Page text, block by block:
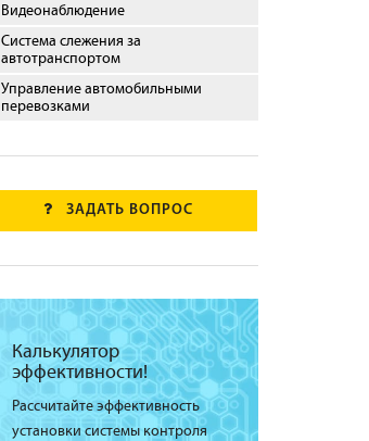
Видеонаблюдение
Система слежения за
автотранспортом
Управление автомобильными
перевозками
ЗАДАТЬ ВОПРОС
Калькулятор
эффективности!
Рассчитайте эффективность
установки системы контроля